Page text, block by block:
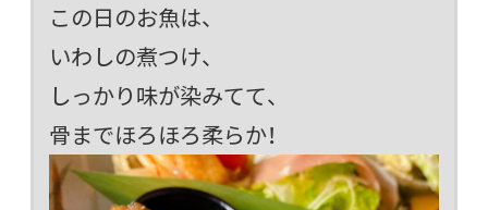
この日のお魚は、
いわしの煮つけ、
しっかり味が染みてて、
骨までほろほろ柔らか！